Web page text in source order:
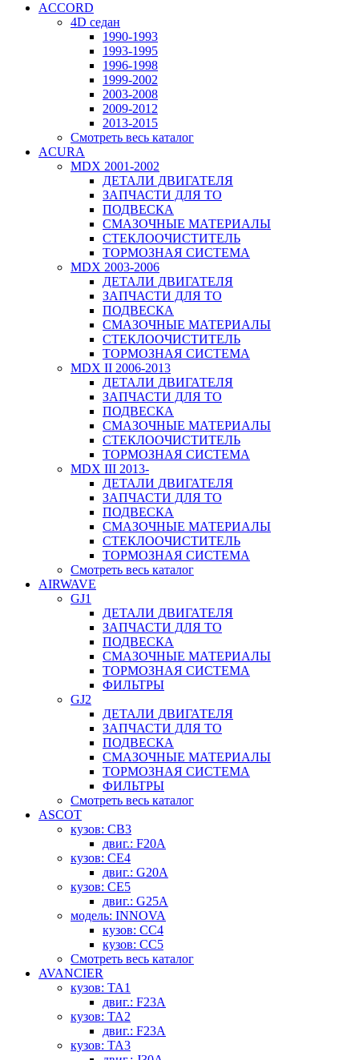
ACCORD
4D седан
1990-1993
1993-1995
1996-1998
1999-2002
2003-2008
2009-2012
2013-2015
Смотреть весь каталог
ACURA
MDX 2001-2002
ДЕТАЛИ ДВИГАТЕЛЯ
ЗАПЧАСТИ ДЛЯ ТО
ПОДВЕСКА
СМАЗОЧНЫЕ МАТЕРИАЛЫ
СТЕКЛООЧИСТИТЕЛЬ
ТОРМОЗНАЯ СИСТЕМА
MDX 2003-2006
ДЕТАЛИ ДВИГАТЕЛЯ
ЗАПЧАСТИ ДЛЯ ТО
ПОДВЕСКА
СМАЗОЧНЫЕ МАТЕРИАЛЫ
СТЕКЛООЧИСТИТЕЛЬ
ТОРМОЗНАЯ СИСТЕМА
MDX II 2006-2013
ДЕТАЛИ ДВИГАТЕЛЯ
ЗАПЧАСТИ ДЛЯ ТО
ПОДВЕСКА
СМАЗОЧНЫЕ МАТЕРИАЛЫ
СТЕКЛООЧИСТИТЕЛЬ
ТОРМОЗНАЯ СИСТЕМА
MDX III 2013-
ДЕТАЛИ ДВИГАТЕЛЯ
ЗАПЧАСТИ ДЛЯ ТО
ПОДВЕСКА
СМАЗОЧНЫЕ МАТЕРИАЛЫ
СТЕКЛООЧИСТИТЕЛЬ
ТОРМОЗНАЯ СИСТЕМА
Смотреть весь каталог
AIRWAVE
GJ1
ДЕТАЛИ ДВИГАТЕЛЯ
ЗАПЧАСТИ ДЛЯ ТО
ПОДВЕСКА
СМАЗОЧНЫЕ МАТЕРИАЛЫ
ТОРМОЗНАЯ СИСТЕМА
ФИЛЬТРЫ
GJ2
ДЕТАЛИ ДВИГАТЕЛЯ
ЗАПЧАСТИ ДЛЯ ТО
ПОДВЕСКА
СМАЗОЧНЫЕ МАТЕРИАЛЫ
ТОРМОЗНАЯ СИСТЕМА
ФИЛЬТРЫ
Смотреть весь каталог
ASCOT
кузов: CB3
двиг.: F20A
кузов: CE4
двиг.: G20A
кузов: CE5
двиг.: G25A
модель: INNOVA
кузов: CC4
кузов: CC5
Смотреть весь каталог
AVANCIER
кузов: TA1
двиг.: F23A
кузов: TA2
двиг.: F23A
кузов: TA3